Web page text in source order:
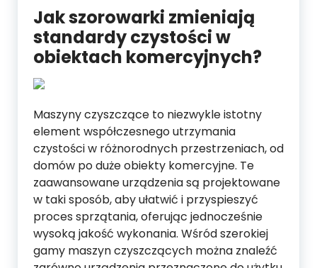
Jak szorowarki zmieniają
standardy czystości w
obiektach komercyjnych?
Maszyny czyszczące to niezwykle istotny
element współczesnego utrzymania
czystości w różnorodnych przestrzeniach, od
domów po duże obiekty komercyjne. Te
zaawansowane urządzenia są projektowane
w taki sposób, aby ułatwić i przyspieszyć
proces sprzątania, oferując jednocześnie
wysoką jakość wykonania. Wśród szerokiej
gamy maszyn czyszczących można znaleźć